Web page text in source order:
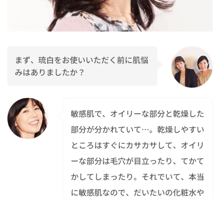
まず、琉白をお使いいただく前に肌悩
みはありましたか？
敏感肌で、オイリーな部分と乾燥した
部分が分かれていて…。乾燥しやすい
ところはすぐにカサカサして、オイリ
ーな部分は毛穴が目立ったり、てかて
かしてしまったり。それでいて、本当
に敏感肌なので、だいたいの化粧水や